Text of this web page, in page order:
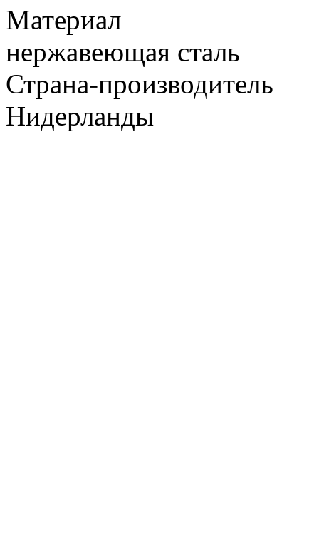
Материал
нержавеющая сталь
Страна-производитель
Нидерланды